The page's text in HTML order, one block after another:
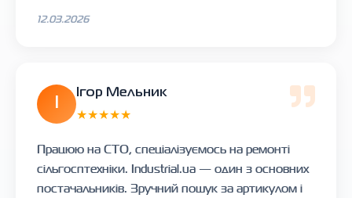
12.03.2026
Ігор Мельник
★★★★★
Працюю на СТО, спеціалізуємось на ремонті
сільгосптехніки. Industrial.ua — один з основних
постачальників. Зручний пошук за артикулом і